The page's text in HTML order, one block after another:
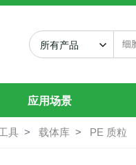
所有产品
应用场景
具 载体库 PE 质粒